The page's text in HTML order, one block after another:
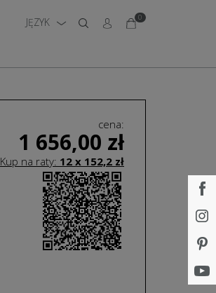
JĘZYK 0
cena:
1 656,00 zł
Kup na raty: 12 x 152,2 zł